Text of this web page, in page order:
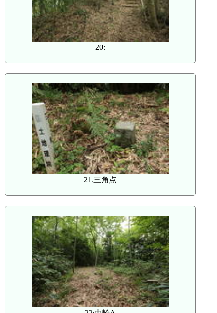
20:
21:三角点